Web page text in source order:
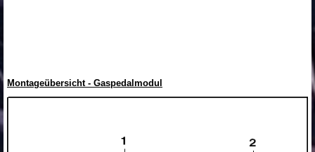
Montageübersicht - Gaspedalmodul